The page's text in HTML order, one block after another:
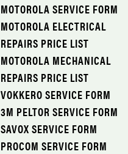
MOTOROLA SERVICE FORM
MOTOROLA ELECTRICAL
REPAIRS PRICE LIST
MOTOROLA MECHANICAL
REPAIRS PRICE LIST
VOKKERO SERVICE FORM
3M PELTOR SERVICE FORM
SAVOX SERVICE FORM
PROCOM SERVICE FORM